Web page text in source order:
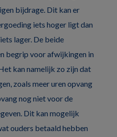
bijdrage. Dit kan er
iets hoger ligt dan
lager. De beide
begrip voor afwijkingen in
kan namelijk zo zijn dat
zoals meer uren opvang
nog niet voor de
Dit kan mogelijk
ouders betaald hebben